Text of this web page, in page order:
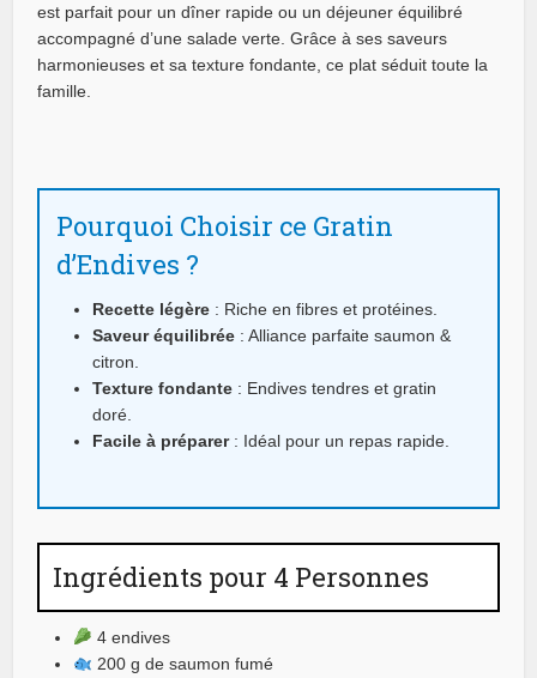
est parfait pour un dîner rapide ou un déjeuner équilibré
accompagné d’une salade verte. Grâce à ses saveurs
harmonieuses et sa texture fondante, ce plat séduit toute la
famille.
Pourquoi Choisir ce Gratin
d’Endives ?
Recette légère : Riche en fibres et protéines.
Saveur équilibrée : Alliance parfaite saumon &
citron.
Texture fondante : Endives tendres et gratin
doré.
Facile à préparer: Idéal pour un repas rapide.
Ingrédients pour 4 Personnes
4 endives
200 g de saumon fumé